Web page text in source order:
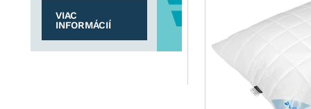
VIAC
INFORMÁCIÍ